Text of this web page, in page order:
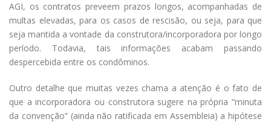
AGI, os contratos preveem prazos longos, acompanhadas de
multas elevadas, para os casos de rescisão, ou seja, para que
seja mantida a vontade da construtora/incorporadora por longo
período. Todavia, tais informações acabam passando
despercebida entre os condôminos.
Outro detalhe que muitas vezes chama a atenção é o fato de
que a incorporadora ou construtora sugere na própria “minuta
da convenção” (ainda não ratificada em Assembleia) a hipótese